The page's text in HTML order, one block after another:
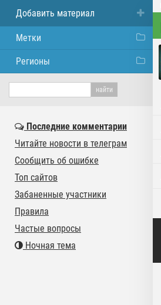
Добавить материал
Метки
Регионы
Последние комментарии
Читайте новости в телеграм
Сообщить об ошибке
Топ сайтов
Забаненные участники
Правила
Частые вопросы
Ночная тема